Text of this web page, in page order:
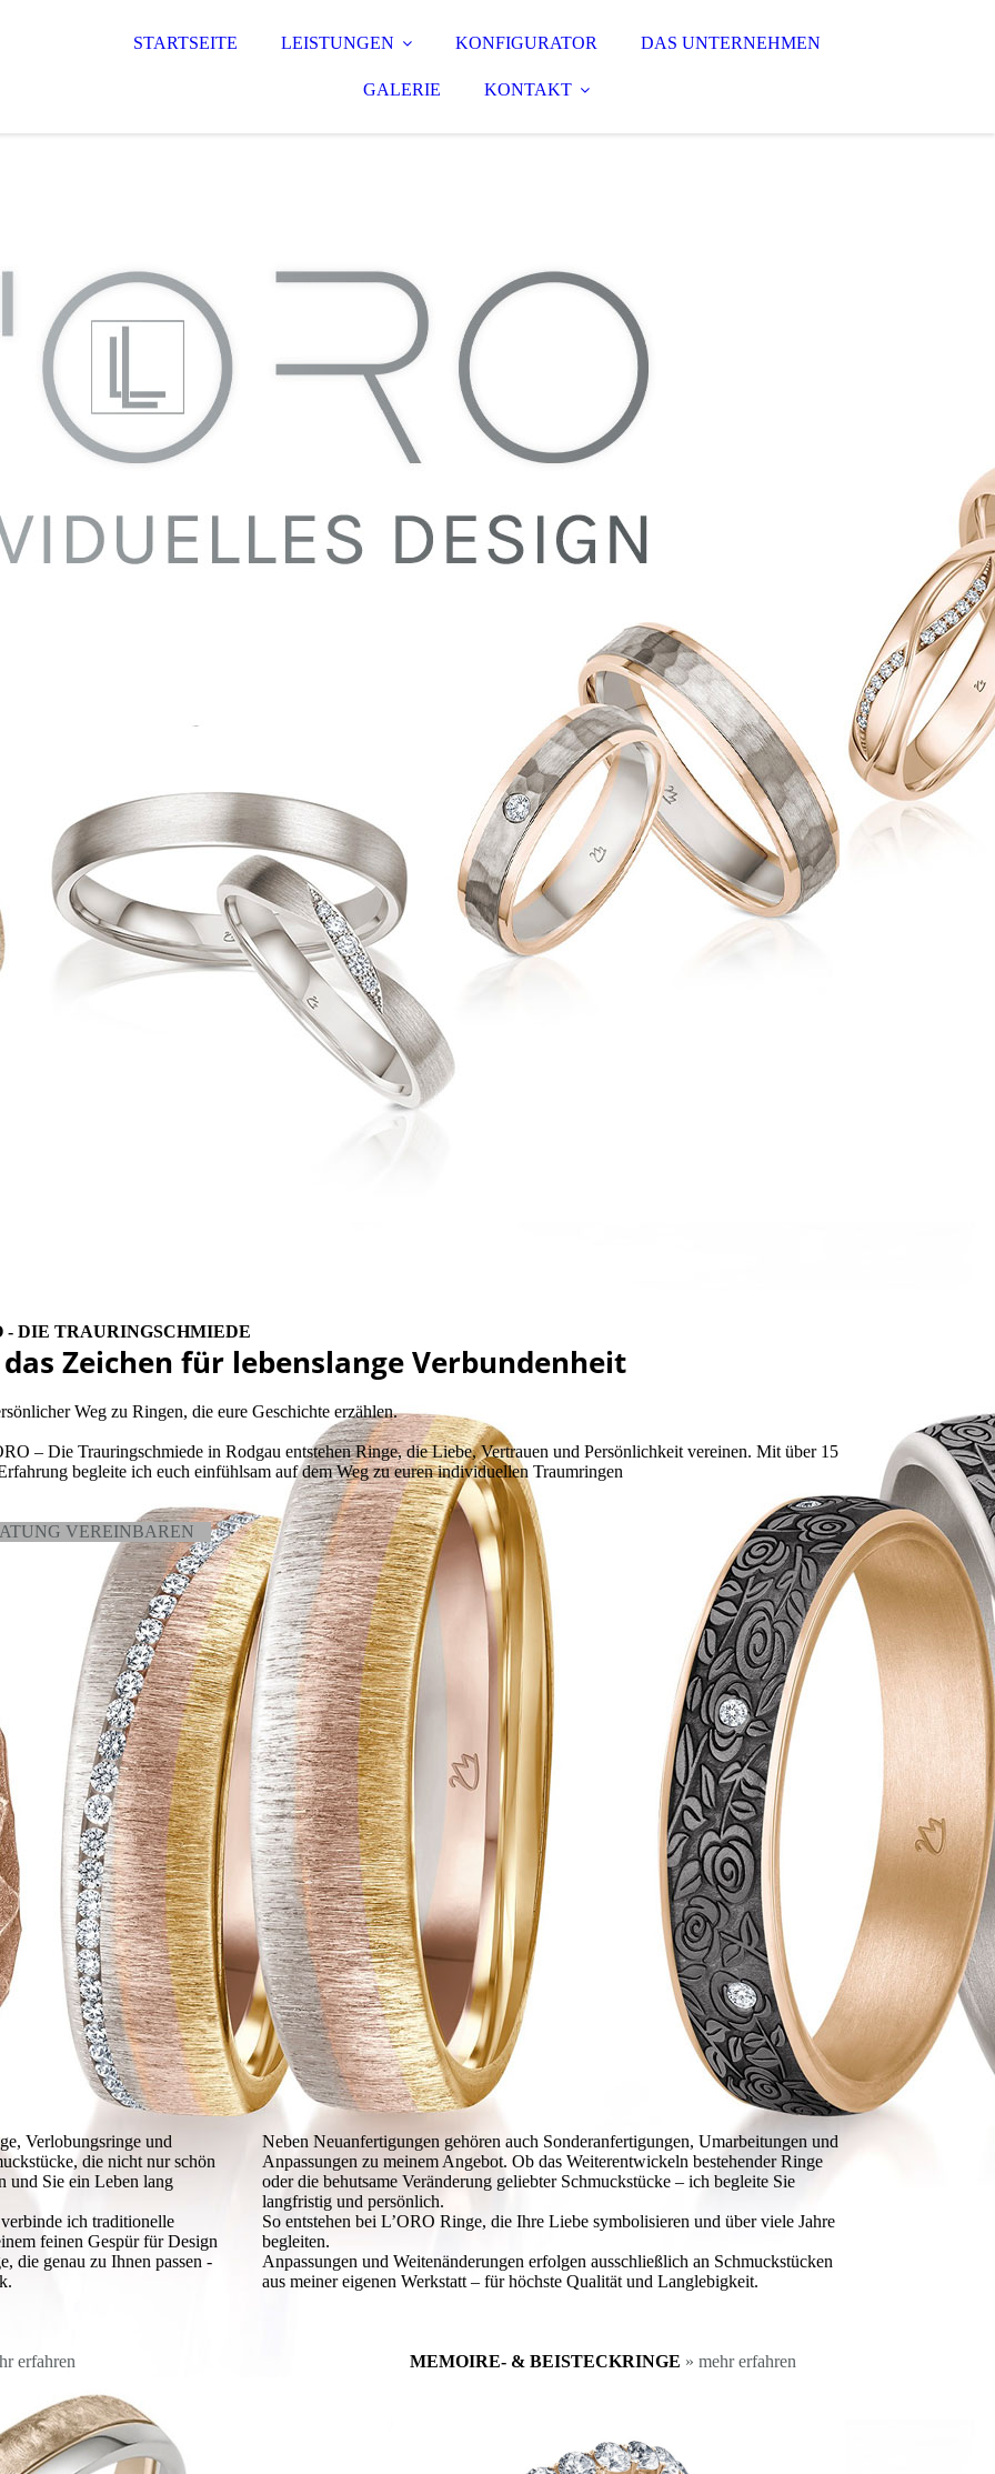
STARTSEITE LEISTUNGEN KONFIGURATOR DAS UNTERNEHMEN
GALERIE KONTAKT
- DIE TRAURINGSCHMIEDE
das Zeichen für lebenslange Verbundenheit
Weg zu Ringen, die eure Geschichte erzählen.
– Die Trauringschmiede in Rodgau entstehen Ringe, die Liebe, Vertrauen und Persönlichkeit vereinen. Mit über 15
begleite ich euch einfühlsam auf dem Weg zu euren individuellen Traumringen
VEREINBAREN
Verlobungsringe und
die nicht nur schön
und Sie ein Leben lang
ich traditionelle
feinen Gespür für Design
die genau zu Ihnen passen -
Neben Neuanfertigungen gehören auch Sonderanfertigungen, Umarbeitungen und
Anpassungen zu meinem Angebot. Ob das Weiterentwickeln bestehender Ringe
oder die behutsame Veränderung geliebter Schmuckstücke – ich begleite Sie
langfristig und persönlich.
So entstehen bei L’ORO Ringe, die Ihre Liebe symbolisieren und über viele Jahre
begleiten.
Anpassungen und Weitenänderungen erfolgen ausschließlich an Schmuckstücken
aus meiner eigenen Werkstatt – für höchste Qualität und Langlebigkeit.
erfahren MEMOIRE- & BEISTECK­RINGE » mehr erfahren